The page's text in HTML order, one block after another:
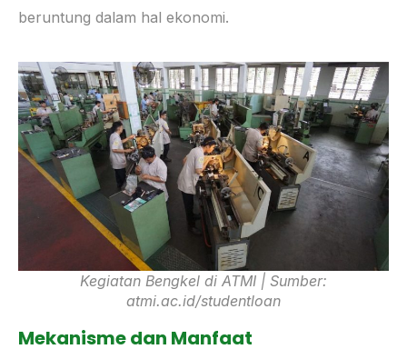
beruntung dalam hal ekonomi.
Kegiatan Bengkel di ATMI | Sumber:
atmi.ac.id/studentloan
Mekanisme dan Manfaat